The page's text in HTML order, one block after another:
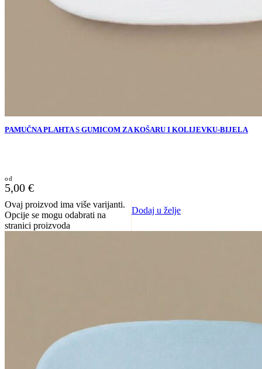
PAMUČNA PLAHTA S GUMICOM ZA KOŠARU I KOLIJEVKU-BIJELA
5,00 €
Ovaj proizvod ima više varijanti.
Opcije se mogu odabrati na
stranici proizvoda
Dodaj u želje